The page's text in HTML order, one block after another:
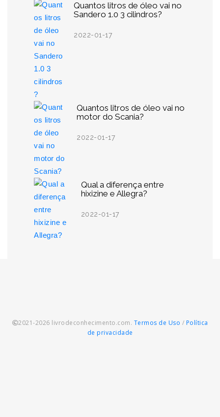
Quantos litros de óleo vai no
Sandero 1.0 3 cilindros?
2022-01-17
Quantos litros de óleo vai no
motor do Scania?
2022-01-17
Qual a diferença entre
hixizine e Allegra?
2022-01-17
2021-2026 livrodeconhecimento.com. Termos de Uso / Política
de privacidade